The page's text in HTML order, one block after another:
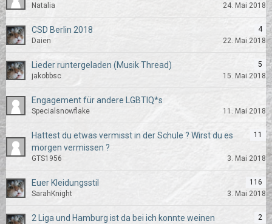
Natalia
24. Mai 2018
CSD Berlin 2018
4
Daien
22. Mai 2018
Lieder runtergeladen (Musik Thread)
5
jakobbsc
15. Mai 2018
Engagement für andere LGBTIQ*s
Specialsnowflake 11. Mai 2018
Hattest du etwas vermisst in der Schule ? Wirst du es
morgen vermissen ?
11
GTS1956 3. Mai 2018
Euer Kleidungsstil
116
SarahKnight
3. Mai 2018
2 Liga und Hamburg ist da bei ich konnte weinen
2